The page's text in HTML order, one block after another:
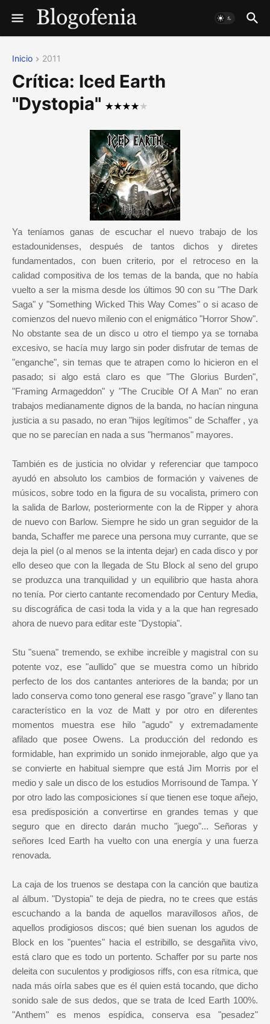
Inicio 2011
Crítica: Iced Earth
"Dystopia"
Ya teníamos ganas de escuchar el nuevo trabajo de los
estadounidenses, después de tantos dichos y diretes
fundamentados, con buen criterio, por el retroceso en la
calidad compositiva de los temas de la banda, que no había
vuelto a ser la misma desde los últimos 90 con su "The Dark
Saga" y "Something Wicked This Way Comes" o si acaso de
comienzos del nuevo milenio con el enigmático "Horror Show".
No obstante sea de un disco u otro el tiempo ya se tornaba
excesivo, se hacía muy largo sin poder disfrutar de temas de
"enganche", sin temas que te atrapen como lo hicieron en el
pasado; si algo está claro es que "The Glorius Burden",
"Framing Armageddon" y "The Crucible Of A Man" no eran
trabajos medianamente dignos de la banda, no hacían ninguna
justicia a su pasado, no eran "hijos legítimos" de Schaffer , ya
que no se parecían en nada a sus "hermanos" mayores.
También es de justicia no olvidar y referenciar que tampoco
ayudó en absoluto los cambios de formación y vaivenes de
músicos, sobre todo en la figura de su vocalista, primero con
la salida de Barlow, posteriormente con la de Ripper y ahora
de nuevo con Barlow. Siempre he sido un gran seguidor de la
banda, Schaffer me parece una persona muy currante, que se
deja la piel (o al menos se la intenta dejar) en cada disco y por
ello deseo que con la llegada de Stu Block al seno del grupo
se produzca una tranquilidad y un equilibrio que hasta ahora
no tenía. Por cierto cantante recomendado por Century Media,
su discográfica de casi toda la vida y a la que han regresado
ahora de nuevo para editar este "Dystopia".
Stu "suena" tremendo, se exhibe increíble y magistral con su
potente voz, ese "aullido" que se muestra como un híbrido
perfecto de los dos cantantes anteriores de la banda; por un
lado conserva como tono general ese rasgo "grave" y llano tan
característico en la voz de Matt y por otro en diferentes
momentos muestra ese hilo "agudo" y extremadamente
afilado que posee Owens. La producción del redondo es
formidable, han exprimido un sonido inmejorable, algo que ya
se convierte en habitual siempre que está Jim Morris por el
medio y sale un disco de los estudios Morrisound de Tampa. Y
por otro lado las composiciones sí que tienen ese toque añejo,
esa predisposición a convertirse en grandes temas y que
seguro que en directo darán mucho "juego"... Señoras y
señores Iced Earth ha vuelto con una energía y una fuerza
renovada.
La caja de los truenos se destapa con la canción que bautiza
al álbum. "Dystopia" te deja de piedra, no te crees que estás
escuchando a la banda de aquellos maravillosos años, de
aquellos prodigiosos discos; qué bien suenan los agudos de
Block en los "puentes" hacia el estribillo, se desgañita vivo,
está claro que es todo un portento. Schaffer por su parte nos
deleita con suculentos y prodigiosos riffs, con esa rítmica, que
nada más oírla sabes que es él quien está tocando, que dicho
sonido sale de sus dedos, que se trata de Iced Earth 100%.
"Anthem" es menos espídica, conserva esa "pesadez"